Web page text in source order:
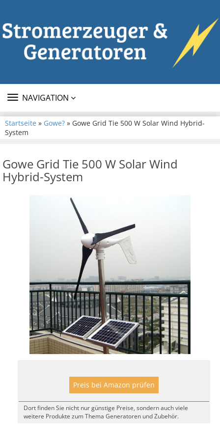
TOGGLE
NAVIGATION
Startseite » Gowe? » Gowe Grid Tie 500 W Solar Wind Hybrid-
System
Gowe Grid Tie 500 W Solar Wind
Hybrid-System
Preis bei Amazon prüfen
Dort finden Sie nicht nur günstige Preise, sondern auch viele
weitere Produkte zum Thema Generatoren und Zubehör.